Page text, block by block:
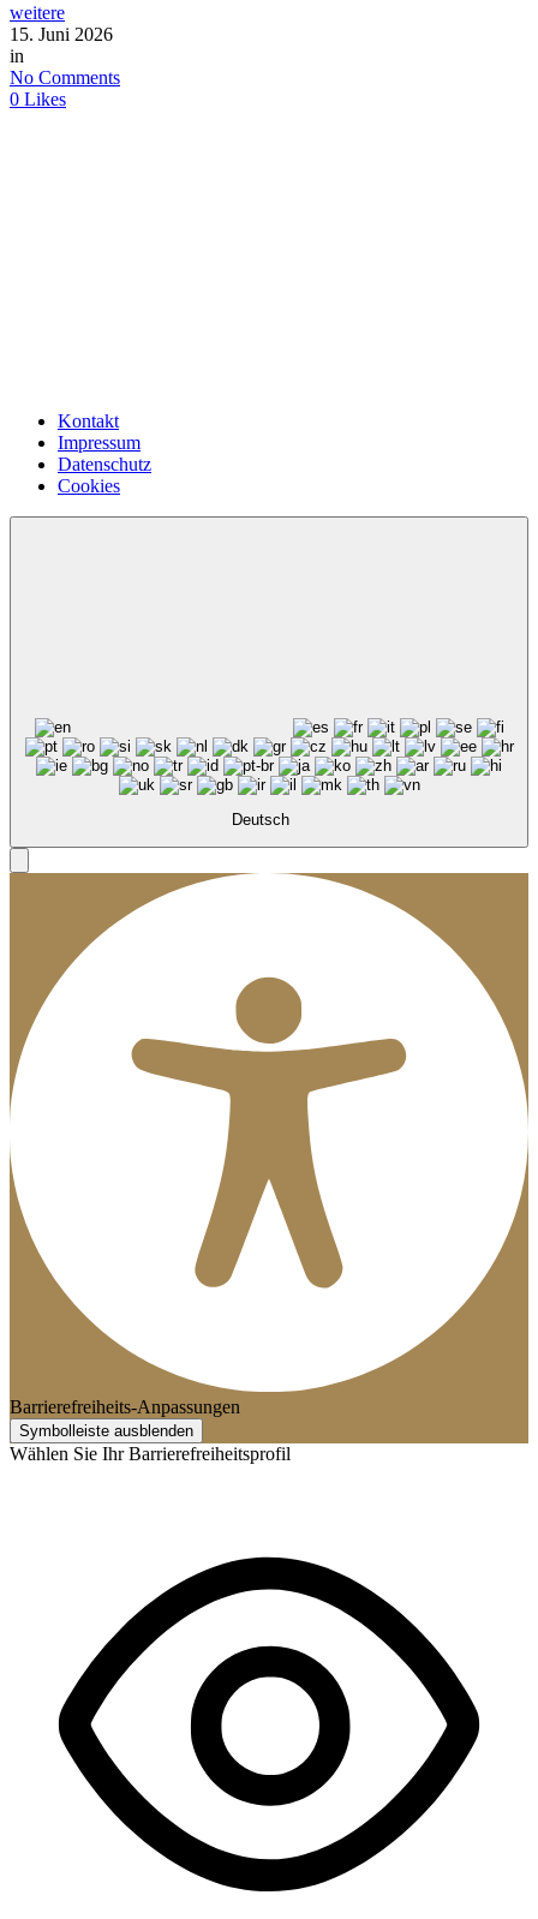
weitere
15. Juni 2026
in
No Comments
0 Likes
Kontakt
Impressum
Datenschutz
Cookies
Deutsch
Barrierefreiheits-Anpassungen
Symbolleiste ausblenden
Wählen Sie Ihr Barrierefreiheitsprofil